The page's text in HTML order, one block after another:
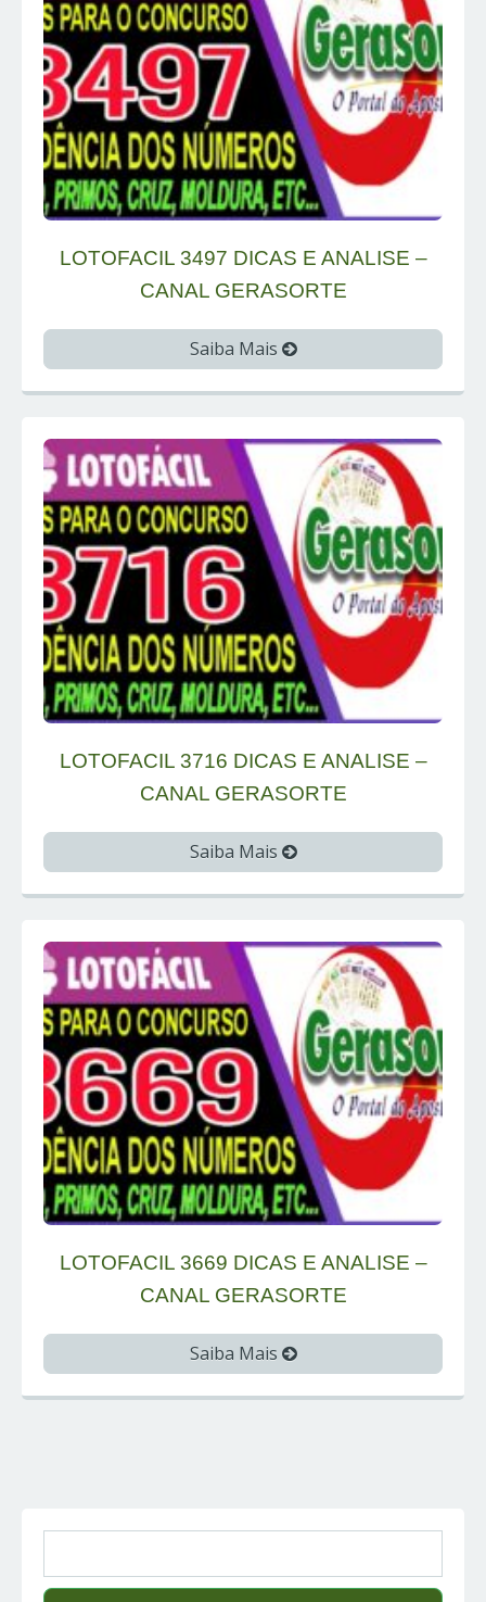
LOTOFACIL 3497 DICAS E ANALISE –
CANAL GERASORTE
Saiba Mais
LOTOFACIL 3716 DICAS E ANALISE –
CANAL GERASORTE
Saiba Mais
LOTOFACIL 3669 DICAS E ANALISE –
CANAL GERASORTE
Saiba Mais